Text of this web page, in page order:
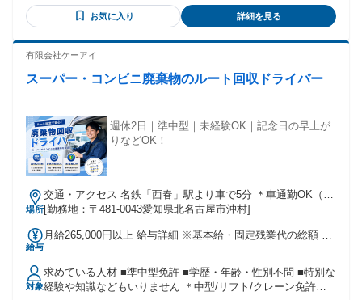
北名古屋市・小牧市・ 稲沢市・清須市・豊山町・大口町・ 犬
山市・扶桑町からの通勤者活躍中！
お気に入り 詳細を見る
有限会社ケーアイ
スーパー・コンビニ廃棄物のルート回収ドライバー
週休2日｜準中型｜未経験OK｜記念日の早上が
りなどOK！
場所
交通・アクセス 名鉄「西春」駅より車で5分 ＊車通勤OK（駐
車場完備）
[勤務地：〒481-0043愛知県北名古屋市沖村]
給与
月給265,000円以上 給与詳細 ※基本給・固定残業代の総額 基
1300円（固定残業時間：1ヶ月あたり33時間） 固定残業時間
を超えた勤務時間については別途残業代を支給する 【一律手
当】 全員に一律で支払われる通勤・皆勤・家族手当金額：な
対象
求めている人材 ■準中型免許 ■学歴・年齢・性別不問 ■特別な
経験や知識などもいりません ＊中型/リフト/クレーン免許所